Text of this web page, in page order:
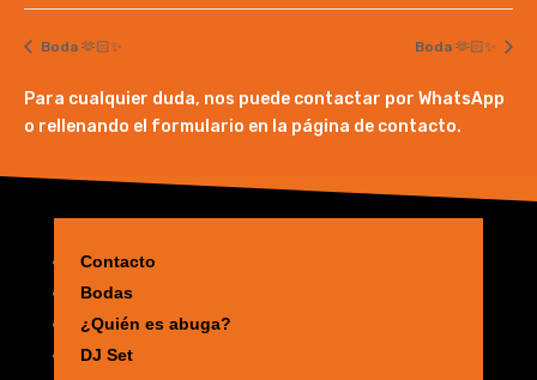
Boda 🫶🏻✨ Boda 🫶🏻✨
Para cualquier duda, nos puede contactar por WhatsApp
o rellenando el formulario en la página de contacto.
Contacto
Bodas
¿Quién es abuga?
DJ Set